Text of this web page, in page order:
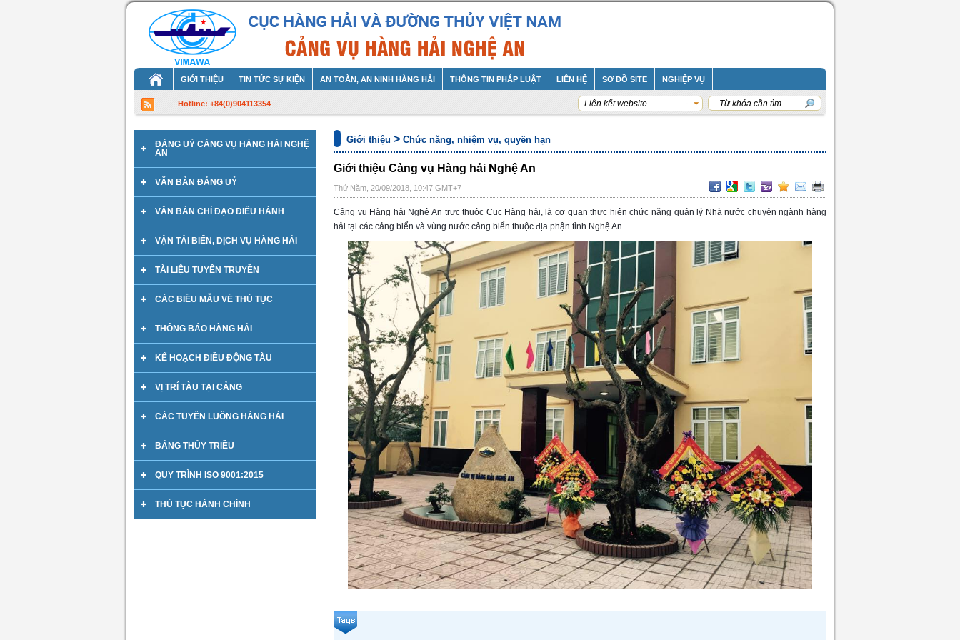
GIỚI THIỆU TIN TỨC SỰ KIỆN AN TOÀN, AN NINH HÀNG HẢI THÔNG TIN PHÁP LUẬT LIÊN HỆ SƠ ĐỒ SITE NGHIỆP VỤ
Hotline: +84(0)904113354 Liên kết website
ĐẢNG UỶ CẢNG VỤ HÀNG HẢI NGHỆ
AN
VĂN BẢN ĐẢNG UỶ
VĂN BẢN CHỈ ĐẠO ĐIỀU HÀNH
VẬN TẢI BIỂN, DỊCH VỤ HÀNG HẢI
TÀI LIỆU TUYÊN TRUYỀN
CÁC BIỂU MẪU VỀ THỦ TỤC
THÔNG BÁO HÀNG HẢI
KẾ HOẠCH ĐIỀU ĐỘNG TÀU
VỊ TRÍ TÀU TẠI CẢNG
CÁC TUYẾN LUỒNG HÀNG HẢI
BẢNG THỦY TRIỀU
QUY TRÌNH ISO 9001:2015
THỦ TỤC HÀNH CHÍNH
Giới thiệu > Chức năng, nhiệm vụ, quyền hạn
Giới thiệu Cảng vụ Hàng hải Nghệ An
Thứ Năm, 20/09/2018, 10:47 GMT+7
Cảng vụ Hàng hải Nghệ An trực thuộc Cục Hàng hải, là cơ quan thực hiện chức năng quản lý Nhà nước chuyên ngành hàng
hải tại các cảng biển và vùng nước cảng biển thuộc địa phận tỉnh Nghệ An.